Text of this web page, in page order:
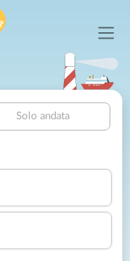
Solo andata